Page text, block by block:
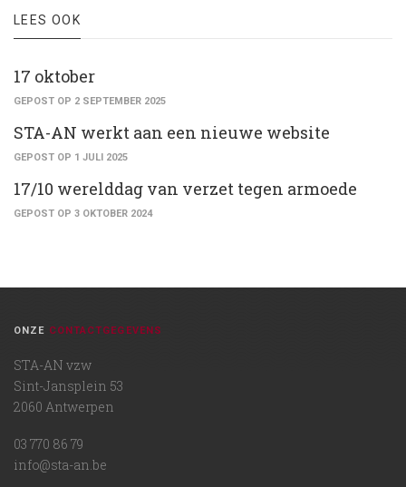
LEES OOK
17 oktober
GEPOST OP 2 SEPTEMBER 2025
STA-AN werkt aan een nieuwe website
GEPOST OP 1 JULI 2025
17/10 werelddag van verzet tegen armoede
GEPOST OP 3 OKTOBER 2024
ONZE CONTACTGEGEVENS
STA-AN vzw
Sint-Jansplein 53
2060 Antwerpen
03 770 86 79
info@sta-an.be